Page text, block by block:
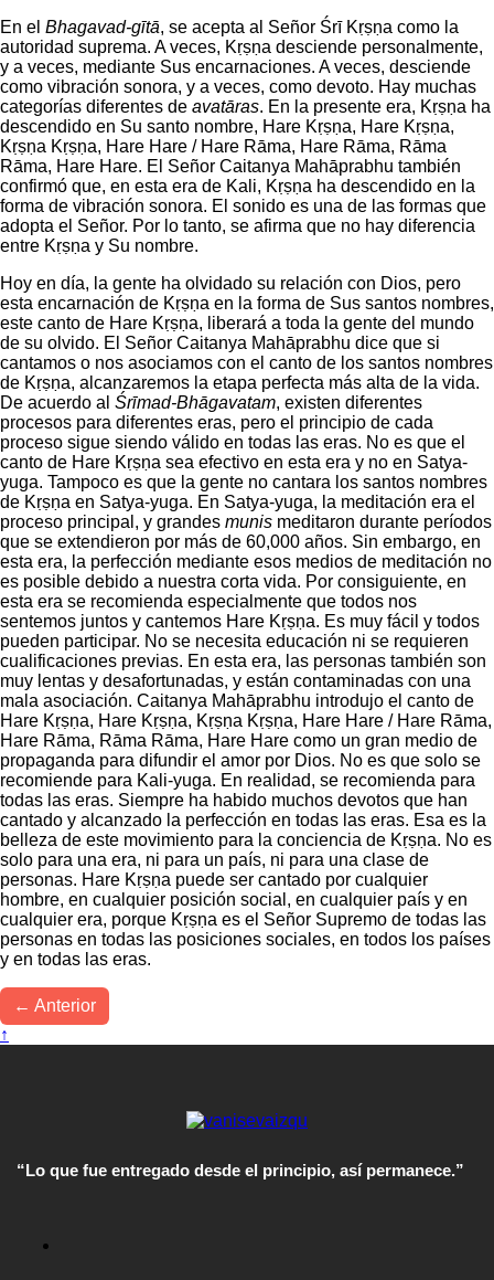
En el Bhagavad-gītā, se acepta al Señor Śrī Kṛṣṇa como la
autoridad suprema. A veces, Kṛṣṇa desciende personalmente,
y a veces, mediante Sus encarnaciones. A veces, desciende
como vibración sonora, y a veces, como devoto. Hay muchas
categorías diferentes de avatāras. En la presente era, Kṛṣṇa ha
descendido en Su santo nombre, Hare Kṛṣṇa, Hare Kṛṣṇa,
Kṛṣṇa Kṛṣṇa, Hare Hare / Hare Rāma, Hare Rāma, Rāma
Rāma, Hare Hare. El Señor Caitanya Mahāprabhu también
confirmó que, en esta era de Kali, Kṛṣṇa ha descendido en la
forma de vibración sonora. El sonido es una de las formas que
adopta el Señor. Por lo tanto, se afirma que no hay diferencia
entre Kṛṣṇa y Su nombre.
Hoy en día, la gente ha olvidado su relación con Dios, pero
esta encarnación de Kṛṣṇa en la forma de Sus santos nombres,
este canto de Hare Kṛṣṇa, liberará a toda la gente del mundo
de su olvido. El Señor Caitanya Mahāprabhu dice que si
cantamos o nos asociamos con el canto de los santos nombres
de Kṛṣṇa, alcanzaremos la etapa perfecta más alta de la vida.
De acuerdo al Śrīmad-Bhāgavatam, existen diferentes
procesos para diferentes eras, pero el principio de cada
proceso sigue siendo válido en todas las eras. No es que el
canto de Hare Kṛṣṇa sea efectivo en esta era y no en Satya-
yuga. Tampoco es que la gente no cantara los santos nombres
de Kṛṣṇa en Satya-yuga. En Satya-yuga, la meditación era el
proceso principal, y grandes munis meditaron durante períodos
que se extendieron por más de 60,000 años. Sin embargo, en
esta era, la perfección mediante esos medios de meditación no
es posible debido a nuestra corta vida. Por consiguiente, en
esta era se recomienda especialmente que todos nos
sentemos juntos y cantemos Hare Kṛṣṇa. Es muy fácil y todos
pueden participar. No se necesita educación ni se requieren
cualificaciones previas. En esta era, las personas también son
muy lentas y desafortunadas, y están contaminadas con una
mala asociación. Caitanya Mahāprabhu introdujo el canto de
Hare Kṛṣṇa, Hare Kṛṣṇa, Kṛṣṇa Kṛṣṇa, Hare Hare / Hare Rāma,
Hare Rāma, Rāma Rāma, Hare Hare como un gran medio de
propaganda para difundir el amor por Dios. No es que solo se
recomiende para Kali-yuga. En realidad, se recomienda para
todas las eras. Siempre ha habido muchos devotos que han
cantado y alcanzado la perfección en todas las eras. Esa es la
belleza de este movimiento para la conciencia de Kṛṣṇa. No es
solo para una era, ni para un país, ni para una clase de
personas. Hare Kṛṣṇa puede ser cantado por cualquier
hombre, en cualquier posición social, en cualquier país y en
cualquier era, porque Kṛṣṇa es el Señor Supremo de todas las
personas en todas las posiciones sociales, en todos los países
y en todas las eras.
← Anterior
↑
“Lo que fue entregado desde el principio, así permanece.”